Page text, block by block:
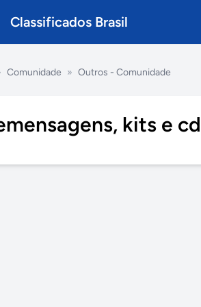
Classificados Brasil
Comunidade » Outros - Comunidade
kits e